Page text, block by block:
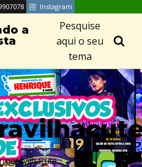
Instagram
a
Pesquise
aqui o seu
tema